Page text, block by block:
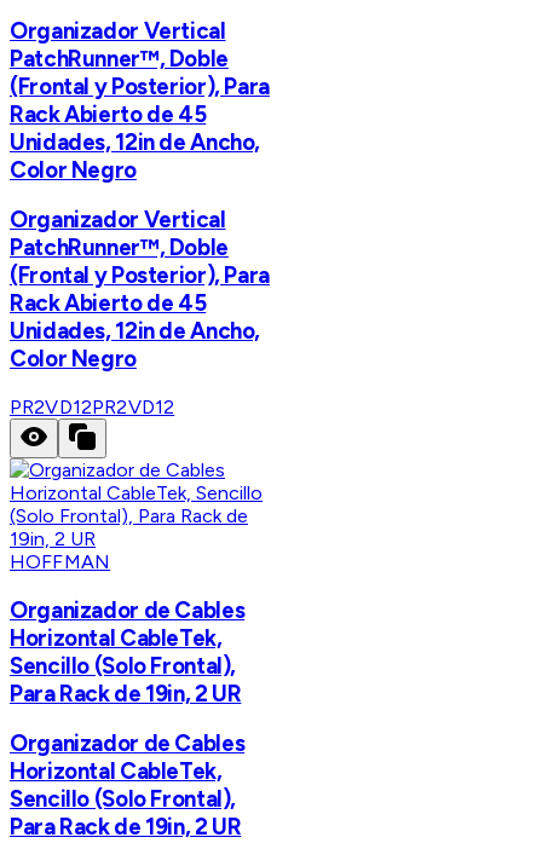
Organizador Vertical
PatchRunner™, Doble
(Frontal y Posterior), Para
Rack Abierto de 45
Unidades, 12in de Ancho,
Color Negro
Organizador Vertical
PatchRunner™, Doble
(Frontal y Posterior), Para
Rack Abierto de 45
Unidades, 12in de Ancho,
Color Negro
PR2VD12PR2VD12
HOFFMAN
Organizador de Cables
Horizontal CableTek,
Sencillo (Solo Frontal),
Para Rack de 19in, 2 UR
Organizador de Cables
Horizontal CableTek,
Sencillo (Solo Frontal),
Para Rack de 19in, 2 UR